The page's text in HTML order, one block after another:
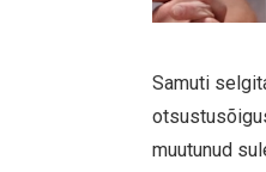
Samuti
muutunud